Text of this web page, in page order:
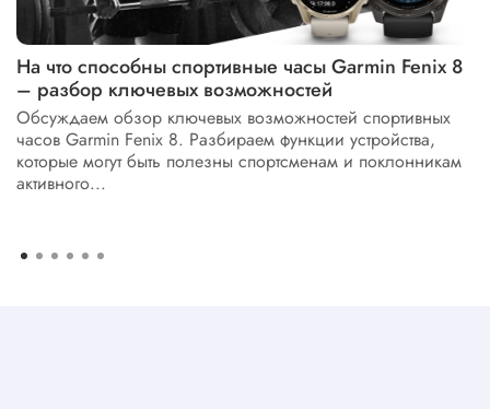
На что способны спортивные часы Garmin Fenix 8
– разбор ключевых возможностей
Обсуждаем обзор ключевых возможностей спортивных
часов Garmin Fenix 8. Разбираем функции устройства,
которые могут быть полезны спортсменам и поклонникам
активного...